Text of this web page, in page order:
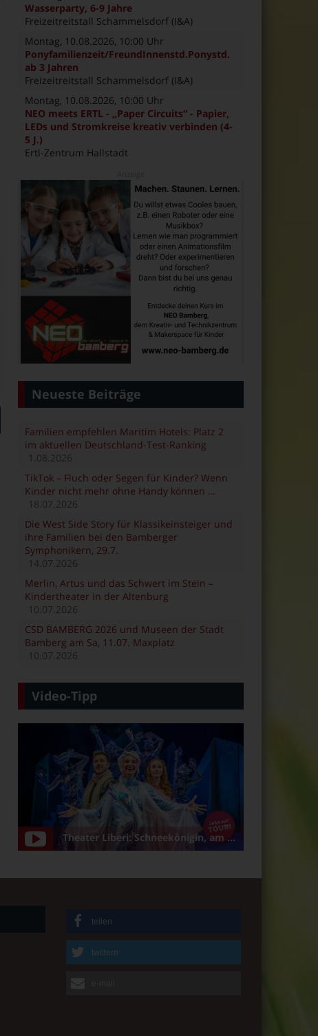
Wasserparty, 6-9 Jahre
Freizeitreitstall Schammelsdorf (I&A)
Montag, 10.08.2026, 10:00 Uhr
Ponyfamilienzeit/FreundInnenstd.Ponystd.
ab 3 Jahren
Freizeitreitstall Schammelsdorf (I&A)
Montag, 10.08.2026, 10:00 Uhr
NEO meets ERTL - „Paper Circuits“ - Papier,
LEDs und Stromkreise kreativ verbinden (4-
5 J.)
Ertl-Zentrum Hallstadt
Neueste Beiträge
Familien empfehlen Maritim Hotels: Platz 2
im aktuellen Deutschland-Test-Ranking
1.08.2026
TikTok – Fluch oder Segen für Kinder? Wenn
Kinder nicht mehr ohne Handy können …
18.07.2026
Die West Side Story für Klassikeinsteiger und
ihre Familien bei den Bamberger
Symphonikern, 29.7.
14.07.2026
Merlin, Artus und das Schwert im Stein –
Kindertheater in der Altenburg
10.07.2026
CSD BAMBERG 2026 und Museen der Stadt
Bamberg am Sa, 11.07. Maxplatz
10.07.2026
Video-Tipp
Theater Liberi: Schneekönigin, am 5.1.2025 in Bamberg/Konzerthalle
teilen
twittern